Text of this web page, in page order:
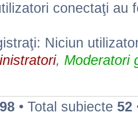
conectaţi au
Niciun
, Moderatori
• Total subiecte 52